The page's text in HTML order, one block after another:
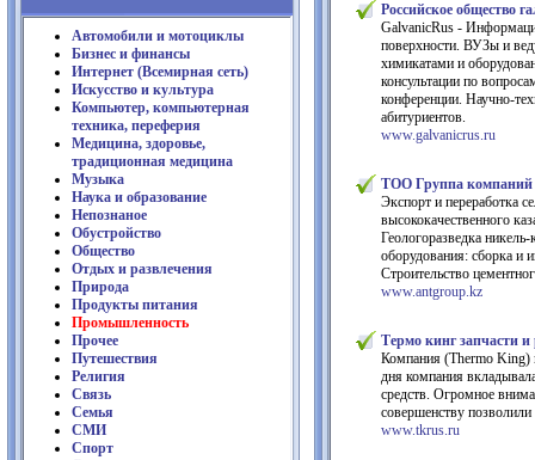
Автомобили и мотоциклы
Бизнес и финансы
Интернет (Всемирная сеть)
Искусство и культура
Компьютер, компьютерная
техника, переферия
Медицина, здоровье,
традиционная медицина
Музыка
Наука и образование
Непознаное
Обустройство
Общество
Отдых и развлечения
Природа
Продукты питания
Промышленность
Прочее
Путешествия
Религия
Связь
Семья
СМИ
Спорт
Российское общество
GalvanicRus -
поверхности. ВУЗы и
химикатами и
консультации по
конференции. Научно-
абитуриентов.
www.galvanicrus.ru
ТОО Группа
Экспорт и переработка
высококачественного
Геологоразведка
оборудования: сборка и
Строительство
www.antgroup.kz
Термо кинг запчасти
Компания (Thermo King)
дня компания
средств. Огромное
совершенству
www.tkrus.ru